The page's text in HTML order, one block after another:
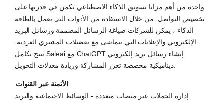
واحدة من أهم مزايا تسويق الذكاء الاصطناعي تكمن في قدرتها على
تخصيص التواصل. من خلال الاستفادة من الأدوات التي تعمل بالطاقة
الذكاء ، يمكن للشركات صياغة الرسائل المصممة ورسائل البريد
الإلكتروني والإعلانات التي تتماشى مع تفضيلات المشتري الفردية.
يتيح تكامل Saleai مع ChatGPT إنشاء رسائل بريد إلكتروني
ديناميكية مخصصة تعزز المشاركة وزيادة معدلات التحويل.
الأتمتة عبر القنوات
إدارة الحملات عبر منصات متعددة - الوسائط الاجتماعية والبريد